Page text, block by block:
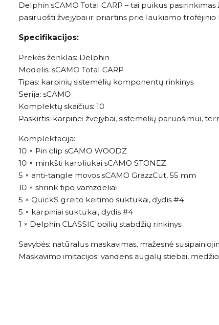
Delphin sCAMO Total CARP – tai puikus
pasiruošti žvejybai ir priartins prie laukiamo trofėjinio
Specifikacijos:
Prekės ženklas: Delphin
Modelis: sCAMO Total CARP
Tipas: karpinių sistemėlių komponentų rinkinys
Serija: sCAMO
Komplektų skaičius: 10
Paskirtis: karpinei žvejybai, sistemėlių paruošimui,
Komplektacija:
10 × Pin clip sCAMO WOODZ
10 × minkšti karoliukai sCAMO STONEZ
5 × anti-tangle movos sCAMO GrazzCut, 55 mm
10 × shrink tipo vamzdeliai
5 × QuickS greito keitimo suktukai, dydis #4
5 × karpiniai suktukai, dydis #4
1 × Delphin CLASSIC boilių stabdžių rinkinys
Savybės: natūralus maskavimas, mažesnė
Maskavimo imitacijos: vandens augalų stiebai,